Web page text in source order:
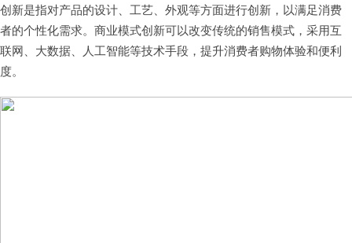
创新是指对产品的设计、工艺、外观等方面进行创新，以满足消费
者的个性化需求。商业模式创新可以改变传统的销售模式，采用互
联网、大数据、人工智能等技术手段，提升消费者购物体验和便利
度。